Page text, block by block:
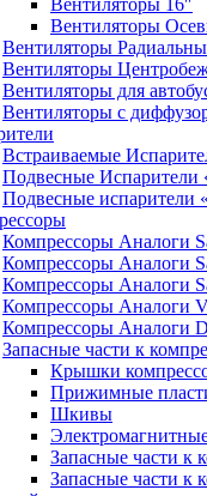
Вентиляторы 16″
Вентиляторы
Вентиляторы
Вентиляторы
Вентиляторы для
Вентиляторы с
Встраиваемые
Подвесные Испарители
Подвесные испарители
Компрессоры Аналоги
Компрессоры Аналоги
Компрессоры Аналоги
Компрессоры Аналоги
Компрессоры Аналоги
Запасные части к
Крышки
Прижимные
Шкивы
Запасные части к
Запасные части к